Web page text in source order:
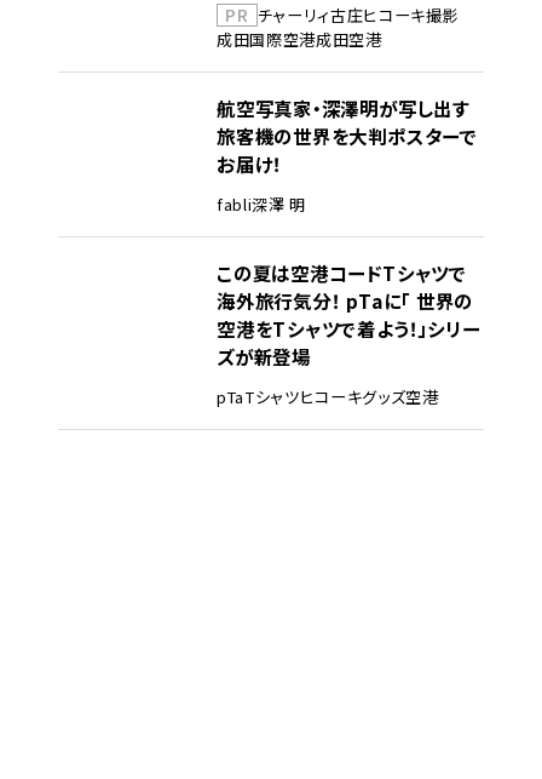
PR チャーリィ古庄ヒコーキ撮影
成田国際空港成田空港
航空写真家・深澤明が写し出す
旅客機の世界を大判ポスターで
お届け！
fabli深澤 明
この夏は空港コードTシャツで
海外旅行気分！ pTaに「 世界の
空港をTシャツで着よう！」シリー
ズが新登場
pTaTシャツヒコーキグッズ空港